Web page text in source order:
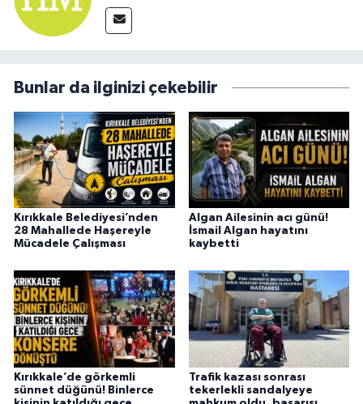
Bunlar da ilginizi çekebilir
Kırıkkale Belediyesi’nden
28 Mahallede Haşereyle
Mücadele Çalışması
Algan Ailesinin acı günü!
İsmail Algan hayatını
kaybetti
Kırıkkale’de görkemli
sünnet düğünü! Binlerce
Trafik kazası sonrası
tekerlekli sandalyeye